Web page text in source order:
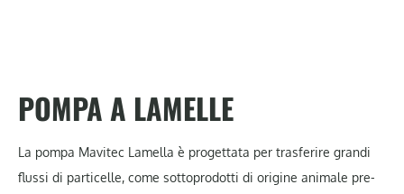
POMPA A LAMELLE
La pompa Mavitec Lamella è progettata per trasferire grandi
flussi di particelle, come sottoprodotti di origine animale pre-